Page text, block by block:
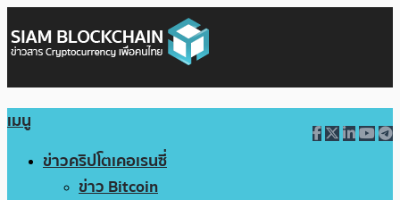
เมนู
ข่าวคริปโตเคอเรนซี่
ข่าว Bitcoin